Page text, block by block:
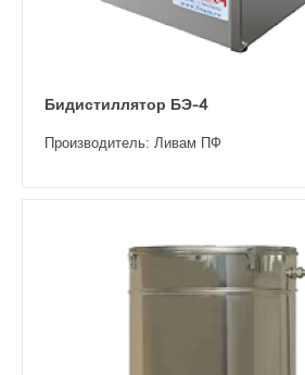
Бидистиллятор БЭ-4
Производитель: Ливам ПФ